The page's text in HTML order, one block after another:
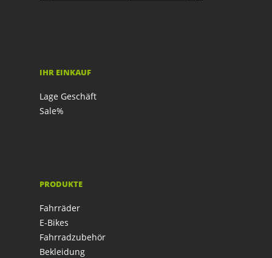
IHR EINKAUF
Lage Geschäft
Sale%
PRODUKTE
Fahrräder
E-Bikes
Fahrradzubehör
Bekleidung